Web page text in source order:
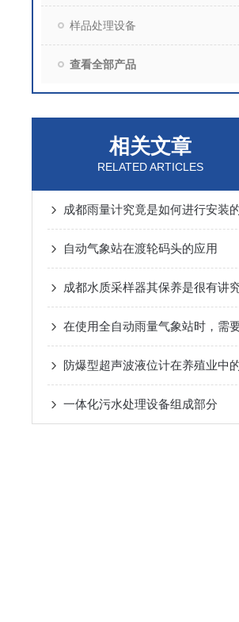
样品处理设备
查看全部产品
相关文章
RELATED ARTICLES
自动气象站在渡轮码头的应用
成都水质采样器其保养是很有讲
一体化污水处理设备组成部分